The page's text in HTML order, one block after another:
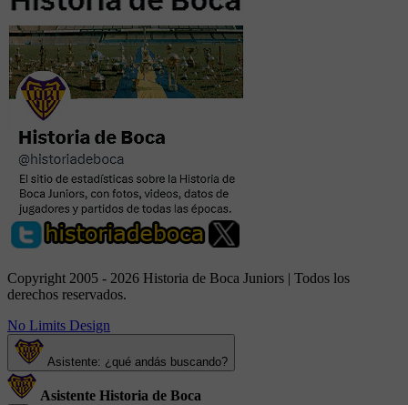
Copyright 2005 - 2026 Historia de Boca Juniors | Todos los
derechos reservados.
No Limits Design
Asistente: ¿qué andás buscando?
Asistente Historia de Boca